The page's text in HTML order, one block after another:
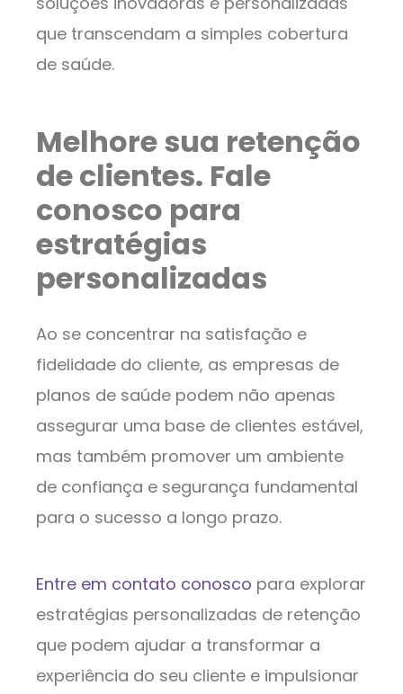
que transcendam a simples cobertura
de saúde.
Melhore sua retenção
de clientes. Fale
conosco para
estratégias
personalizadas
Ao se concentrar na satisfação e
fidelidade do cliente, as empresas de
planos de saúde podem não apenas
assegurar uma base de clientes estável,
mas também promover um ambiente
de confiança e segurança fundamental
para o sucesso a longo prazo.
Entre em contato conosco para explorar
estratégias personalizadas de retenção
que podem ajudar a transformar a
experiência do seu cliente e impulsionar